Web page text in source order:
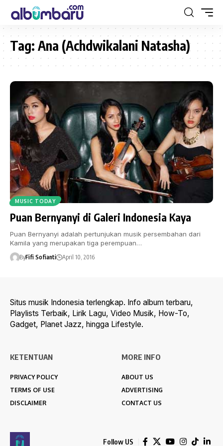
Tag: Ana (Achdwikalani Natasha)
MUSIC TODAY
Puan Bernyanyi di Galeri Indonesia Kaya
Puan Bernyanyi adalah pertunjukan musik persembahan dari
Kamila yang merupakan tiga perempuan…
ByFifi Sofianti April 10, 2016
Situs musik Indonesia terlengkap. Info album terbaru,
Playlists Terbaik, Lirik Lagu, Video Musik, How-To,
Gadget, Planet Jazz, hingga Lifestyle.
KETENTUAN
PRIVACY POLICY
TERMS OF USE
DISCLAIMER
MORE INFO
ABOUT US
ADVERTISING
CONTACT US
Follow US